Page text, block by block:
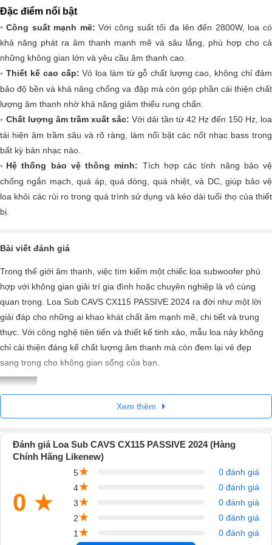
Đặc điểm nổi bật
Công suất mạnh mẽ: Với công suất tối đa lên đến 2800W, loa có
khả năng phát ra âm thanh mạnh mẽ và sâu lắng, phù hợp cho cả
những không gian lớn và yêu cầu âm thanh cao.
Thiết kế cao cấp: Vỏ loa làm từ gỗ chất lượng cao, không chỉ đảm
bảo độ bền và khả năng chống va đập mà còn góp phần cải thiện chất
lượng âm thanh nhờ khả năng giảm thiểu rung chấn.
Chất lượng âm trầm xuất sắc: Với dải tần từ 42 Hz đến 150 Hz, loa
tái hiện âm trầm sâu và rõ ràng, làm nổi bật các nốt nhạc bass trong
bất kỳ bản nhạc nào.
Hệ thống bảo vệ thông minh: Tích hợp các tính năng bảo vệ
chống ngắn mạch, quá áp, quá dòng, quá nhiệt, và DC, giúp bảo vệ
loa khỏi các rủi ro trong quá trình sử dụng và kéo dài tuổi thọ của thiết
bị.
Bài viết đánh giá
Trong thế giới âm thanh, việc tìm kiếm một chiếc loa subwoofer phù
hợp với không gian giải trí gia đình hoặc chuyên nghiệp là vô cùng
quan trọng. Loa Sub CAVS CX115 PASSIVE 2024 ra đời như một lời
giải đáp cho những ai khao khát chất âm mạnh mẽ, chi tiết và trung
thực. Với công nghệ tiên tiến và thiết kế tinh xảo, mẫu loa này không
chỉ cải thiện đáng kể chất lượng âm thanh mà còn đem lại vẻ đẹp
sang trọng cho không gian sống của bạn.
Xem thêm
Đánh giá Loa Sub CAVS CX115 PASSIVE 2024 (Hàng
Chính Hãng Likenew)
0 ★
5★
0 đánh giá
4★
0 đánh giá
3★
0 đánh giá
2★
0 đánh giá
1 ★ 0 đánh giá